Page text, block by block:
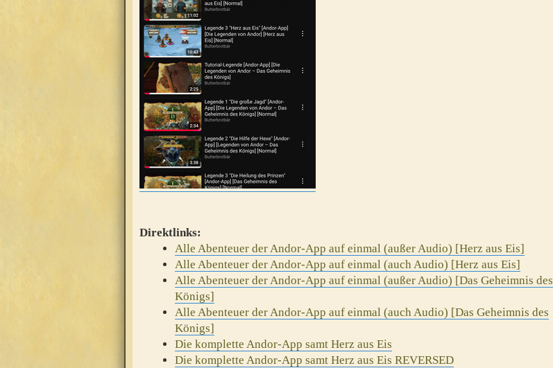
Direktlinks:
Alle Abenteuer der Andor-App auf einmal (außer Audio) [Herz aus Eis]
Alle Abenteuer der Andor-App auf einmal (auch Audio) [Herz aus Eis]
Alle Abenteuer der Andor-App auf einmal (außer Audio) [Das Geheimnis des
Königs]
Alle Abenteuer der Andor-App auf einmal (auch Audio) [Das Geheimnis des
Königs]
Die komplette Andor-App samt Herz aus Eis
Die komplette Andor-App samt Herz aus Eis REVERSED